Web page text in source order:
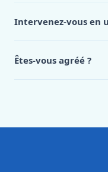
Beervelde, appelez le
Intervenez-vous en
Êtes-vous agréé ?